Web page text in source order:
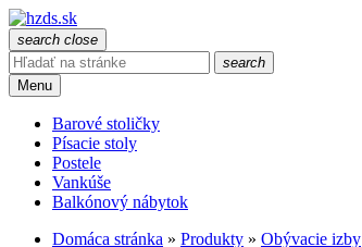
search close
search
Menu
Barové stoličky
Písacie stoly
Postele
Vankúše
Balkónový nábytok
Domáca stránka » Produkty » Obývacie izby